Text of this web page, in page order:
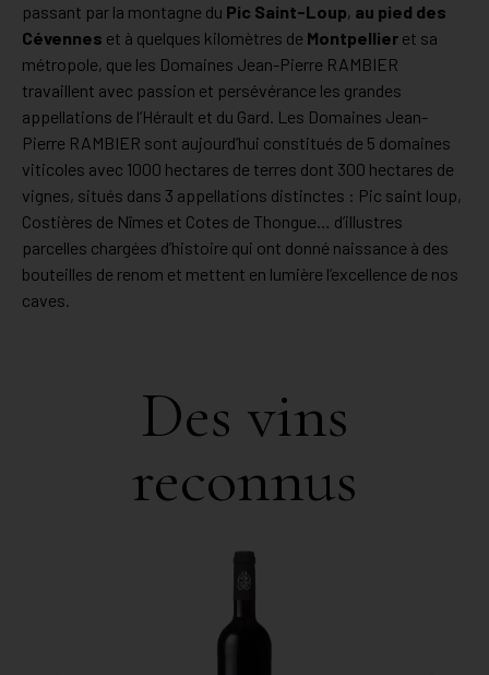
passant par la montagne du Pic Saint-Loup, au pied des
Cévennes et à quelques kilomètres de Montpellier et sa
métropole, que les Domaines Jean-Pierre RAMBIER
travaillent avec passion et persévérance les grandes
appellations de l’Hérault et du Gard. Les Domaines Jean-
Pierre RAMBIER sont aujourd’hui constitués de 5 domaines
viticoles avec 1000 hectares de terres dont 300 hectares de
vignes, situés dans 3 appellations distinctes : Pic saint loup,
Costières de Nîmes et Cotes de Thongue… d’illustres
parcelles chargées d’histoire qui ont donné naissance à des
bouteilles de renom et mettent en lumière l’excellence de nos
caves.
Des vins
reconnus